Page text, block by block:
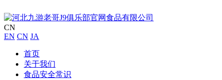
CN
EN CN JA
首页
关于我们
食品安全常识